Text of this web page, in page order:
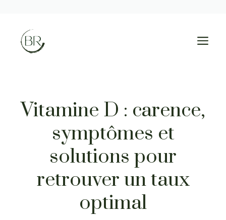
contenu
Vitamine D : carence,
symptômes et
solutions pour
retrouver un taux
optimal